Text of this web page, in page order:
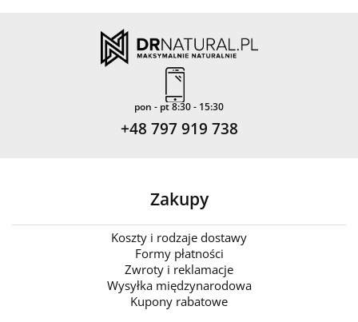
pon - pt 8:30 - 15:30
+48 797 919 738
Zakupy
Koszty i rodzaje dostawy
Formy płatności
Zwroty i reklamacje
Wysyłka międzynarodowa
Kupony rabatowe